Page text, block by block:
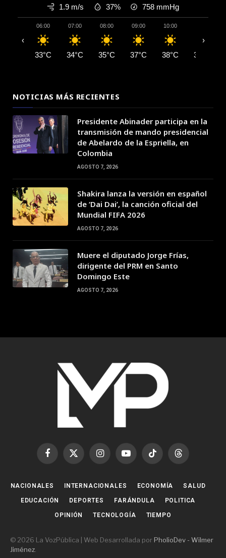
1.9 m/s 37% 758 mmHg
06:00
33°C
07:00
34°C
08:00
35°C
09:00
37°C
10:00
38°C 39°C
‹ ›
NOTICIAS MÁS RECIENTES
Presidente Abinader participa en la
transmisión de mando presidencial
de Abelardo de la Espriella, en
Colombia
AGOSTO 7, 2026
Shakira lanza la versión en español
de ‘Dai Dai’, la canción oficial del
Mundial FIFA 2026
AGOSTO 7, 2026
Muere el diputado Jorge Frías,
dirigente del PRM en Santo
Domingo Este
AGOSTO 7, 2026
Facebook
X
InstagramYouTubeTikTok Threads
NACIONALES INTERNACIONALES ECONOMÍA SALUD
EDUCACIÓN DEPORTES FARÁNDULA POLITICA
OPINIÓN TECNOLOGÍA TIEMPO
© 2026 La VozPública | Web Desarrollada por PholioDev - Wilmer
Jiménez